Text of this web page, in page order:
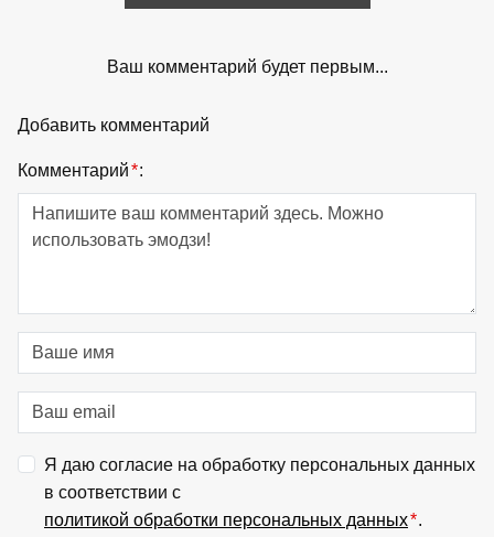
Ваш комментарий будет первым...
Добавить комментарий
Комментарий*:
Я даю согласие на обработку персональных данных
в соответствии с
политикой обработки персональных данных*.